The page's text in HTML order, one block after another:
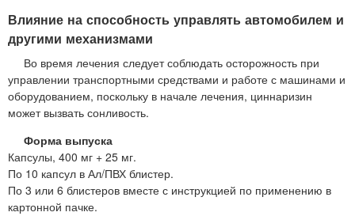
Влияние на способность управлять автомобилем и
другими механизмами
Во время лечения следует соблюдать осторожность при
управлении транспортными средствами и работе с машинами и
оборудованием, поскольку в начале лечения, циннаризин
может вызвать сонливость.
Форма выпуска
Капсулы, 400 мг + 25 мг.
По 10 капсул в Ал/ПВХ блистер.
По 3 или 6 блистеров вместе с инструкцией по применению в
картонной пачке.